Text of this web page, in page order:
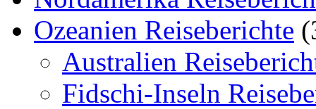
Ozeanien Reiseberichte
Australien
Fidschi-Inseln